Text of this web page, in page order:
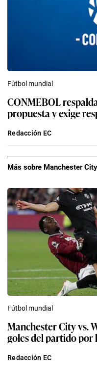
Fútbol mundial
CONMEBOL
propuesta y exige
Redacción EC
Más sobre Manchester
Fútbol mundial
Manchester City vs.
goles del partido por
Redacción EC